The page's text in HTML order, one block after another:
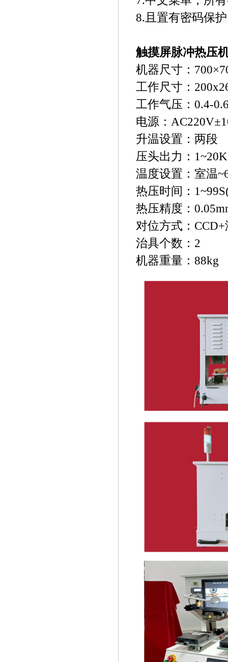
8. 且置有密码保
触摸屏脉冲热压
机器尺寸：
工作尺寸：
工作气压：0.4-
电源：
升温设置：两段
压头出力：
温度设置：室温
热压时间：1~99S
热压精度：
对位方式：
治具个数：2
机器重量：88kg